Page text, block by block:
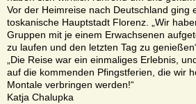
Vor der Heimreise nach Deutschland ging
toskanische Hauptstadt Florenz. „Wir
Gruppen mit je einem Erwachsenen
zu laufen und den letzten Tag zu
„Die Reise war ein einmaliges Erlebnis,
auf die kommenden Pfingstferien, die wir
Montale verbringen werden!“
Katja Chalupka